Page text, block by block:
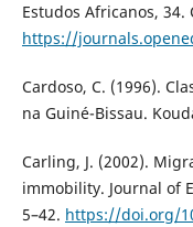
Estudos Africanos, 34.
https://
Cardoso, C. (1996).
na Guiné-Bissau.
Carling, J. (2002).
immobility. Journal of
5–42. https://doi.org/